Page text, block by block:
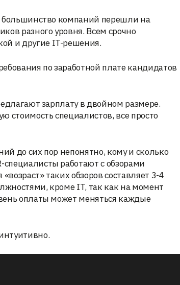
большинство компаний перешли на
разного уровня. Всем срочно
и другие IT-решения.
по заработной плате кандидатов
зарплату в двойном размере.
стоимость специалистов, все просто
до сих пор непонятно, кому и сколько
работают с обзорами
таких обзоров составляет 3-4
кроме IT, так как на момент
оплаты может меняться каждые